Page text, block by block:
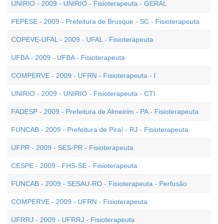
UNIRIO - 2009 - UNIRIO - Fisioterapeuta - GERAL
FEPESE - 2009 - Prefeitura de Brusque - SC - Fisioterapeuta
COPEVE-UFAL - 2009 - UFAL - Fisioterapeuta
UFBA - 2009 - UFBA - Fisioterapeuta
COMPERVE - 2009 - UFRN - Fisioterapeuta - I
UNIRIO - 2009 - UNIRIO - Fisioterapeuta - CTI
FADESP - 2009 - Prefeitura de Almeirim - PA - Fisioterapeuta
FUNCAB - 2009 - Prefeitura de Piraí - RJ - Fisioterapeuta
UFPR - 2009 - SES-PR - Fisioterapeuta
CESPE - 2009 - FHS-SE - Fisioterapeuta
FUNCAB - 2009 - SESAU-RO - Fisioterapeuta - Perfusão
COMPERVE - 2009 - UFRN - Fisioterapeuta
UFRRJ - 2009 - UFRRJ - Fisioterapeuta